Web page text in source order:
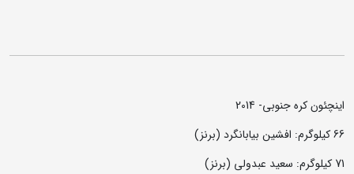
اینچئون کره جنوبی- 2014
66 کیلوگرم: افشین بیابانگرد (برنز)
71 کیلوگرم: سعید عبدولی (برنز)